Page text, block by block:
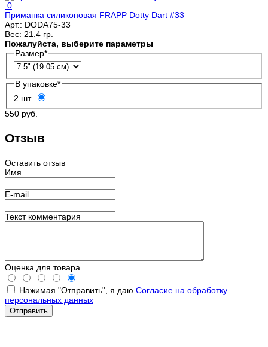
0
Приманка силиконовая FRAPP Dotty Dart #33
Арт.: DODA75-33
Вес: 21.4 гр.
Пожалуйста, выберите параметры
Размер*
В упаковке*
2 шт.
550 руб.
Отзыв
Оставить отзыв
Имя
E-mail
Текст комментария
Оценка для товара
Нажимая "Отправить", я даю Согласие на обработку
персональных данных